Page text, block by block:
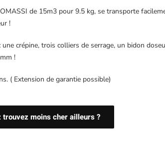
de 15m3 pour 9.5 kg, se transporte
!
une crépine, trois colliers de serrage, un bidon
!
( Extension de garantie possible)
trouvez moins cher ailleurs ?